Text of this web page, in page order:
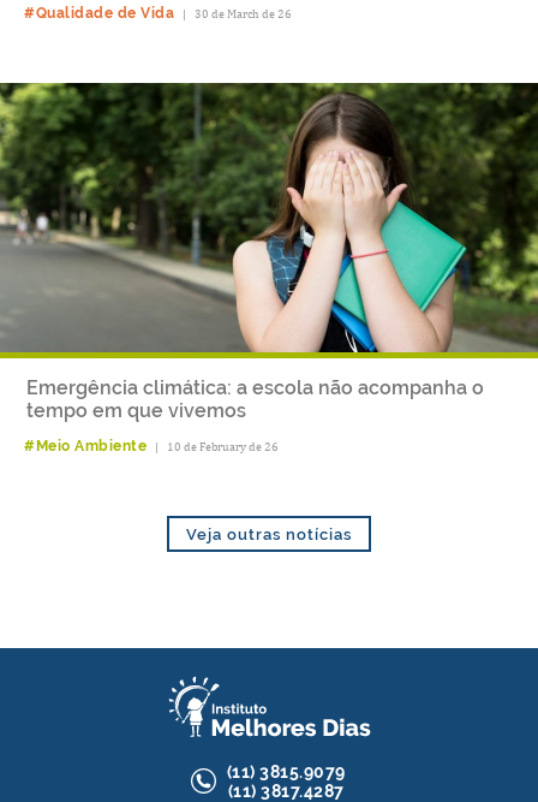
#Qualidade de Vida | 30 de March de 26
Emergência climática: a escola não acompanha o
tempo em que vivemos
#Meio Ambiente | 10 de February de 26
Veja outras notícias
(11) 3815.9079
(11) 3817.4287